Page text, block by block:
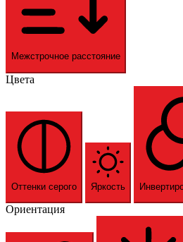
Межстрочное расстояние
Цвета
Оттенки серого Яркость
Ориентация